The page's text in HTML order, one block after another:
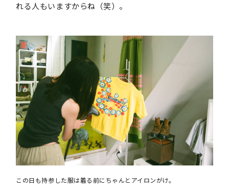
れる人もいますからね（笑）。
この日も持参した服は着る前にちゃんとアイロンがけ。